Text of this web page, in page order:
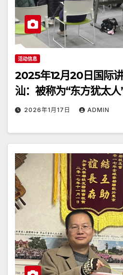
活动信息
2025年12月20日国际
汕：被称为“东方犹太人
2026年1月17日 ADMIN